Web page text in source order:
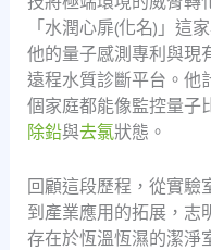
「水潤心扉(化名)」這
他的量子感測專利與現
遠程水質診斷平台。他
個家庭都能像監控量子
除鉛與去氯狀態。
回顧這段歷程，從實驗
到產業應用的拓展，志
存在於恆溫恆濕的潔淨